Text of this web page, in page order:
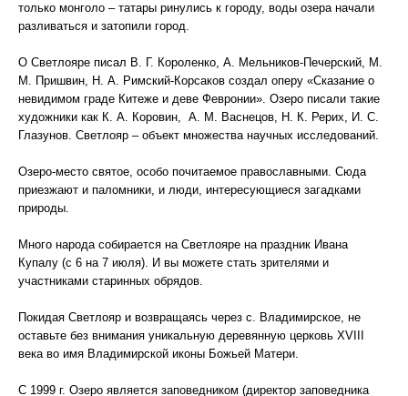
только монголо – татары ринулись к городу, воды озера начали
разливаться и затопили город.
О Светлояре писал В. Г. Короленко, А. Мельников-Печерский, М.
М. Пришвин, Н. А. Римский-Корсаков создал оперу «Сказание о
невидимом граде Китеже и деве Февронии». Озеро писали такие
художники как К. А. Коровин, А. М. Васнецов, Н. К. Рерих, И. С.
Глазунов. Светлояр – объект множества научных исследований.
Озеро-место святое, особо почитаемое православными. Сюда
приезжают и паломники, и люди, интересующиеся загадками
природы.
Много народа собирается на Светлояре на праздник Ивана
Купалу (с 6 на 7 июля). И вы можете стать зрителями и
участниками старинных обрядов.
Покидая Светлояр и возвращаясь через с. Владимирское, не
оставьте без внимания уникальную деревянную церковь XVIII
века во имя Владимирской иконы Божьей Матери.
С 1999 г. Озеро является заповедником (директор заповедника